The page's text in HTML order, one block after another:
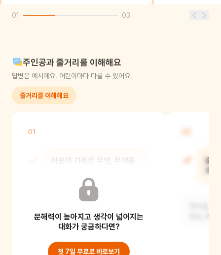
01 03
주인공과 줄거리를 이해해요
답변은 예시에요. 어린이마다 다를 수 있어요.
줄거리를 이해해요
01
아옹이 가족은 무엇, 무엇을
갈아탔어요. 그리고 문어섬에
도착했어요.
문해력이 높아지고 생각이 넓어지는
대화가 궁금하다면?
첫 7일 무료로 바로보기
출
8개
쉼섬, 변